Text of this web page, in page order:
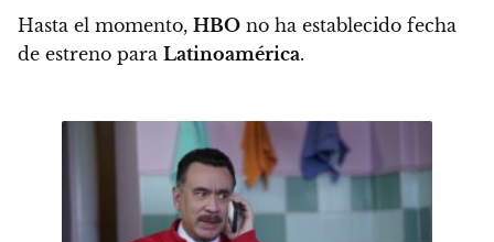
Hasta el momento, HBO no ha establecido fecha
de estreno para Latinoamérica.